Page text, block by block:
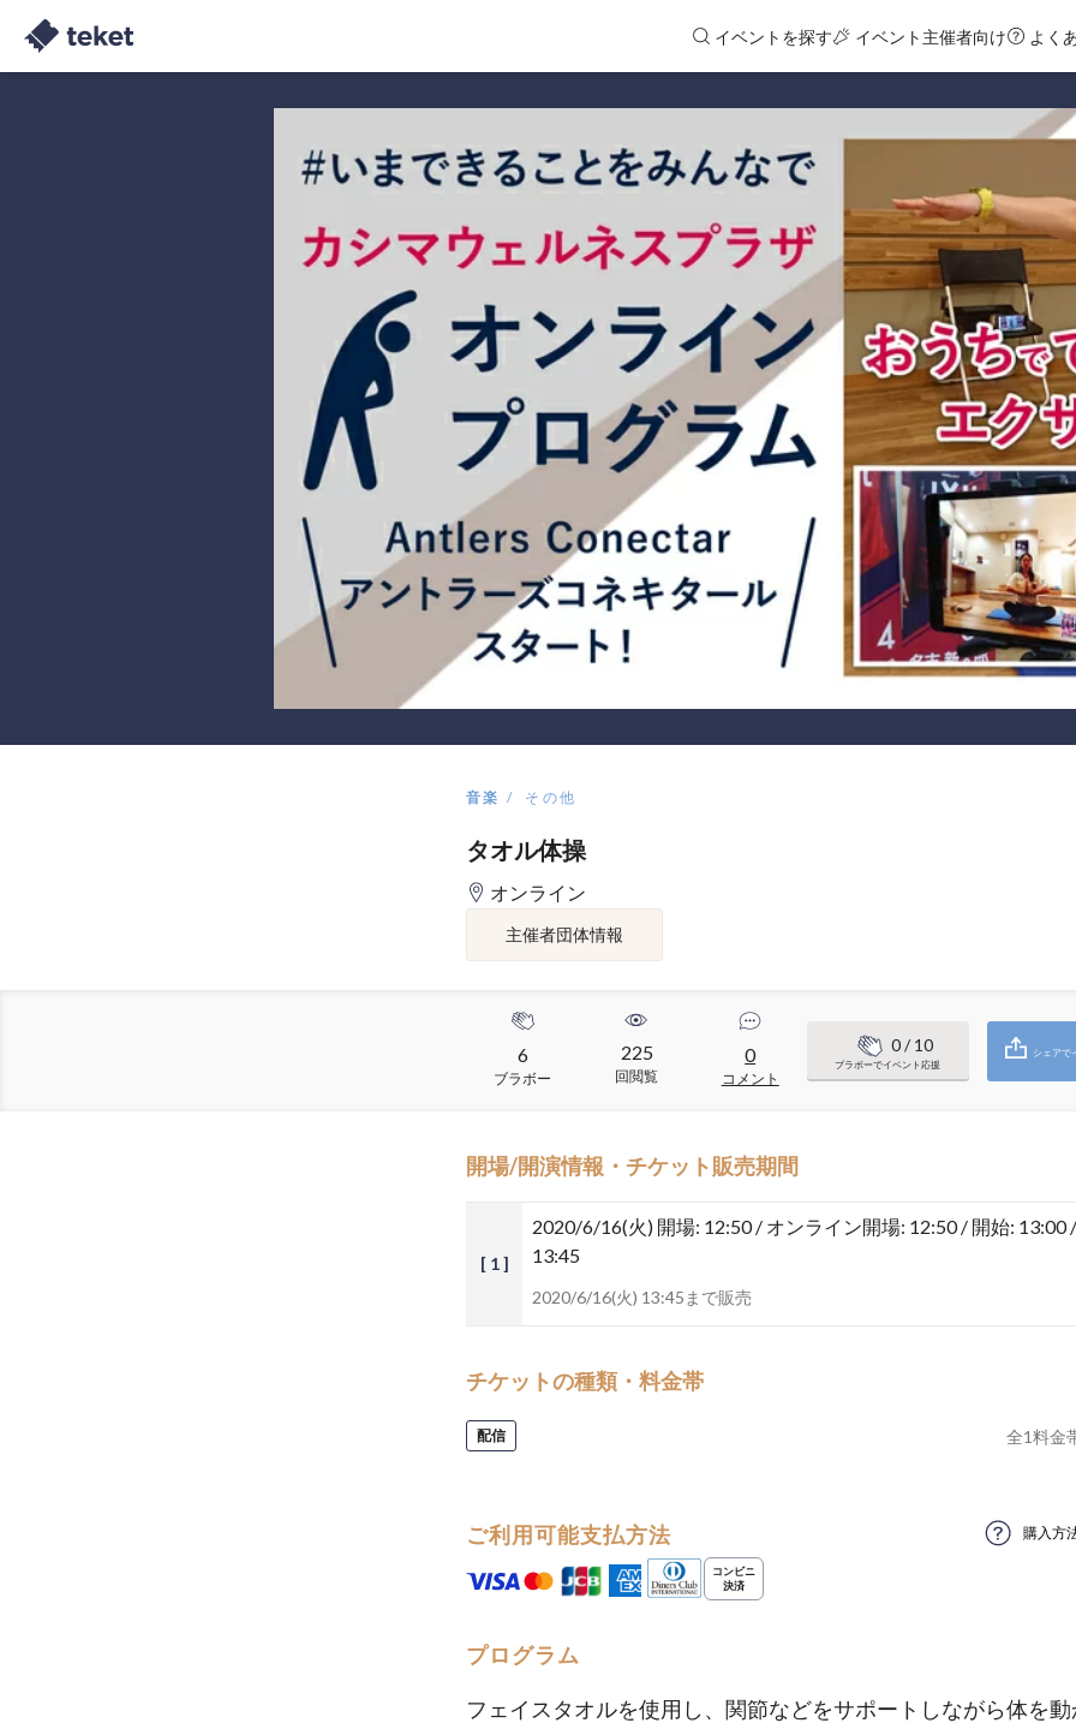
イベントを探す イベント主催者向け よく
音楽 その他
タオル体操
オンライン
主催者団体情報
6
ブラボー
225
回閲覧
0
コメント
0/ 10
ブラボーでイベント応援
シェアで
開場/開演情報・チケット販売期間
[ 1 ]
2020/6/16(火) 開場: 12:50 / オンライン開場: 12:50 / 開始: 13:00
13:45
2020/6/16(火) 13:45まで販売
チケットの種類・料金帯
配信 全1料金
ご利用可能支払方法 購入方
プログラム
フェイスタオルを使用し、関節などをサポートしながら体を動